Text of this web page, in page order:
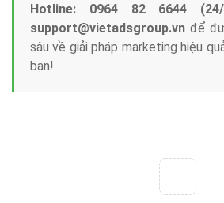
Hotline: 0964 82 6644
support@vietadsgroup.vn để
sâu về giải pháp marketing hiệu
bạn!